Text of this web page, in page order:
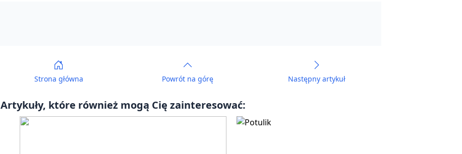
Strona główna Powrót na górę Następny artykuł
Artykuły, które również mogą Cię zainteresować: